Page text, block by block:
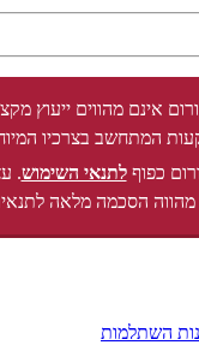
אינם מהווים ייעוץ
המתחשב בצרכיו
כפוףלתנאי השימוש.
מהווה הסכמה מלאה
השתלמות